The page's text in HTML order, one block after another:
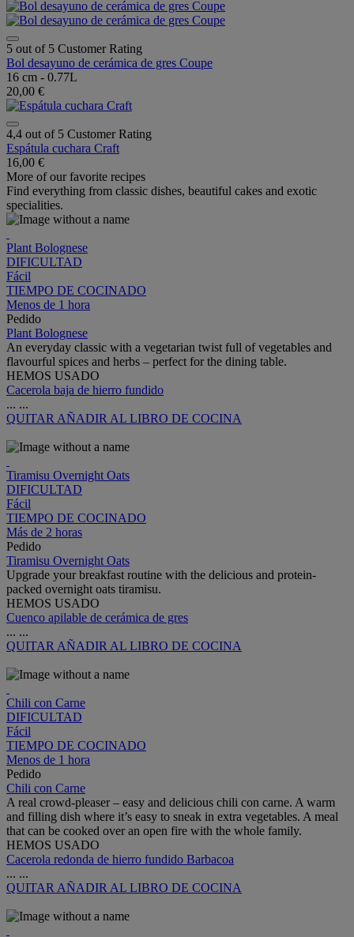
5 out of 5 Customer Rating
Bol desayuno de cerámica de gres Coupe
16 cm - 0.77L
20,00 €
4,4 out of 5 Customer Rating
Espátula cuchara Craft
16,00 €
More of our favorite recipes
Find everything from classic dishes, beautiful cakes and exotic
specialities.
Plant Bolognese
DIFICULTAD
Fácil
TIEMPO DE COCINADO
Menos de 1 hora
Pedido
Plant Bolognese
An everyday classic with a vegetarian twist full of vegetables and
flavourful spices and herbs – perfect for the dining table.
HEMOS USADO
Cacerola baja de hierro fundido
... ...
QUITAR AÑADIR AL LIBRO DE COCINA
Tiramisu Overnight Oats
DIFICULTAD
Fácil
TIEMPO DE COCINADO
Más de 2 horas
Pedido
Tiramisu Overnight Oats
Upgrade your breakfast routine with the delicious and protein-
packed overnight oats tiramisu.
HEMOS USADO
Cuenco apilable de cerámica de gres
... ...
QUITAR AÑADIR AL LIBRO DE COCINA
Chili con Carne
DIFICULTAD
Fácil
TIEMPO DE COCINADO
Menos de 1 hora
Pedido
Chili con Carne
A real crowd-pleaser – easy and delicious chili con carne. A warm
and filling dish where it’s easy to sneak in extra vegetables. A meal
that can be cooked over an open fire with the whole family.
HEMOS USADO
Cacerola redonda de hierro fundido Barbacoa
... ...
QUITAR AÑADIR AL LIBRO DE COCINA